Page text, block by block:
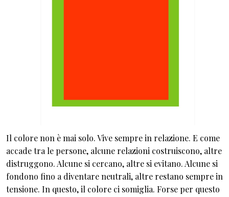
Il colore non è mai solo. Vive sempre in relazione. E come
accade tra le persone, alcune relazioni costruiscono, altre
distruggono. Alcune si cercano, altre si evitano. Alcune si
fondono fino a diventare neutrali, altre restano sempre in
tensione. In questo, il colore ci somiglia. Forse per questo